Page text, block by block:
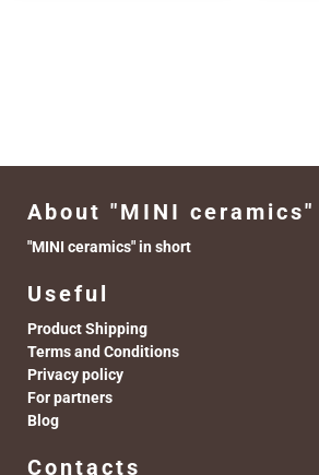
About "MINI ceramics"
"MINI ceramics" in short
Useful
Product Shipping
Terms and Conditions
Privacy policy
For partners
Blog
Contacts